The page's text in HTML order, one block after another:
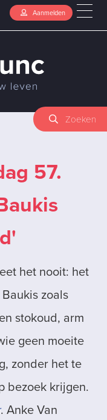
Aanmelden
Zoeken
57.
het nooit: het
zoals
stokoud, arm
geen moeite
zonder het te
bezoek krijgen.
. Anke Van